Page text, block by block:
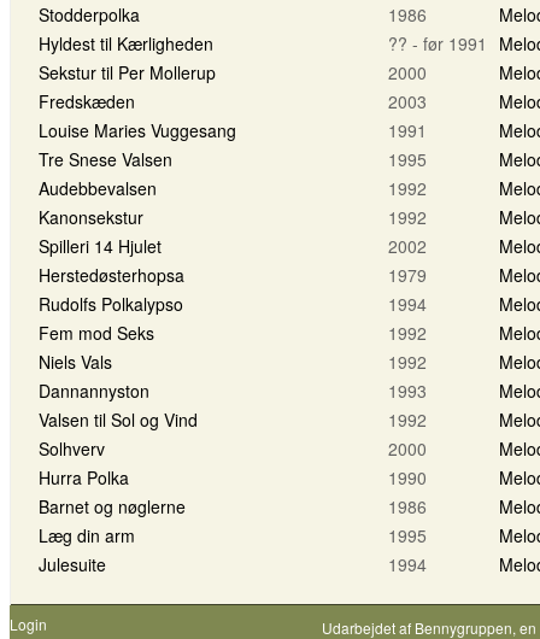
Stodderpolka
1986
Hyldest til Kærligheden
?? - før 1991
Sekstur til Per Mollerup
2000
Fredskæden
2003
Louise Maries Vuggesang
1991
Tre Snese Valsen
1995
Audebbevalsen
1992
Kanonsekstur
1992
Spilleri 14 Hjulet
2002
Herstedøsterhopsa
1979
Rudolfs Polkalypso
1994
Fem mod Seks
1992
Niels Vals
1992
Dannannyston
1993
Valsen til Sol og Vind
1992
Solhverv
2000
Hurra Polka
1990
Barnet og nøglerne
1986
Læg din arm
1995
Julesuite
1994
Login Udarbejdet af Bennygruppen,